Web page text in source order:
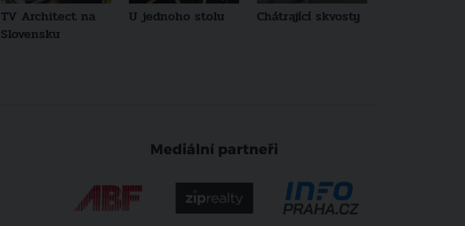
TV Architect na
Slovensku
U jednoho stolu Chátrající skvosty
Mediální partneři